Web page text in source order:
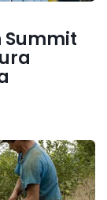
Summit